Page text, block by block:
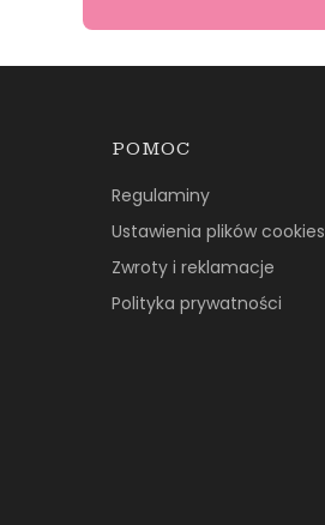
Linki w stopce
POMOC
Regulaminy
Ustawienia plików cookies
Zwroty i reklamacje
Polityka prywatności